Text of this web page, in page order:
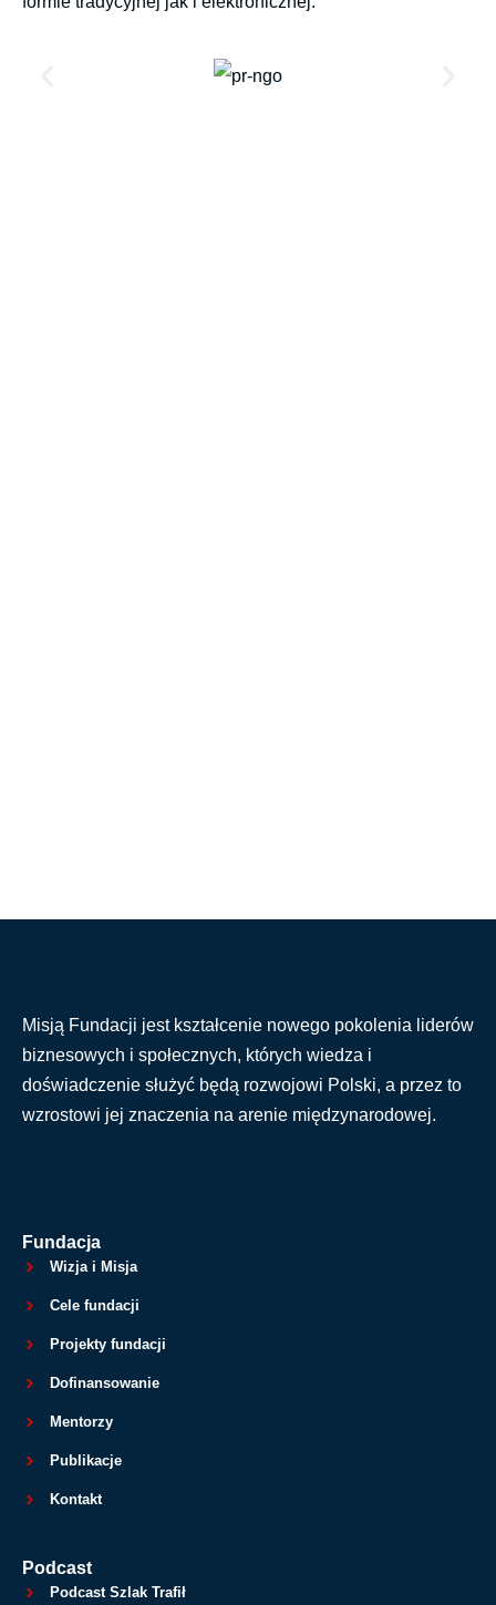
Misją Fundacji jest kształcenie nowego pokolenia liderów
biznesowych i społecznych, których wiedza i
doświadczenie służyć będą rozwojowi Polski, a przez to
wzrostowi jej znaczenia na arenie międzynarodowej.
Fundacja
Wizja i Misja
Cele fundacji
Projekty fundacji
Dofinansowanie
Mentorzy
Publikacje
Kontakt
Podcast
Podcast Szlak Trafił